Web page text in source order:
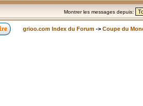
Montrer les messages depuis:
grioo.com Index du Forum -> Coupe du